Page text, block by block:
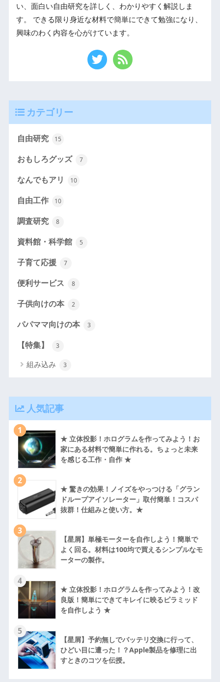
い、面白い自由研究を詳しく、わかりやすく解説しま
す。 できる限り身近な材料で簡単にできて勉強になり、
興味のわく内容を心がけています。
カテゴリー
自由研究 15
おもしろグッズ 7
なんでもアリ 10
自由工作 10
調査研究 8
資料館・科学館 5
子育て応援 7
便利サービス 8
子供向けの本 2
パパママ向けの本 3
【特集】 3
組み込み 3
人気記事
1
★ 立体投影！ホログラムを作ってみよう！お
家にある材料で簡単に作れる。ちょっと未来
を感じる工作・自作 ★
2
★ 驚きの効果！ノイズをやっつける「グラン
ドループアイソレーター」取付簡単！コスパ
抜群！仕組みと使い方。★
3
【星屑】単極モーターを自作しよう！簡単で
よく回る。材料は100均で買えるシンプルなモ
ーターの製作。
4
★ 立体投影！ホログラムを作ってみよう！改
良版！簡単にできてキレイに映るピラミッド
を自作しよう ★
5
【星屑】予約無しでバッテリ交換に行って、
ひどい目に遭った！？Apple製品を修理に出
すときのコツを伝授。